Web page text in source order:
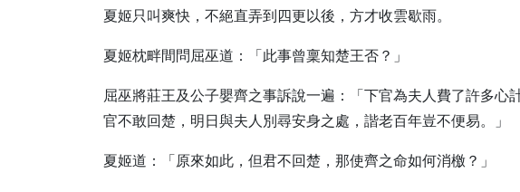
夏姬只叫爽快，不絕直弄到四更以後，方才收雲歇雨。
夏姬枕畔間問屈巫道：「此事曾稟知楚王否？」
屈巫將莊王及公子嬰齊之事訴說一遍：「下官為夫人費了許多心
官不敢回楚，明日與夫人別尋安身之處，諧老百年豈不便易。」
夏姬道：「原來如此，但君不回楚，那使齊之命如何消檄？」